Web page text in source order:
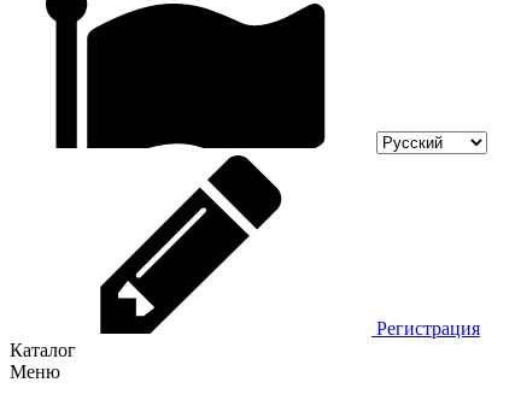
Регистрация
Каталог
Меню